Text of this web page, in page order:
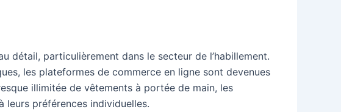
détail, particulièrement dans le secteur de l’habillement.
les plateformes de commerce en ligne sont devenues
illimitée de vêtements à portée de main, les
préférences individuelles.